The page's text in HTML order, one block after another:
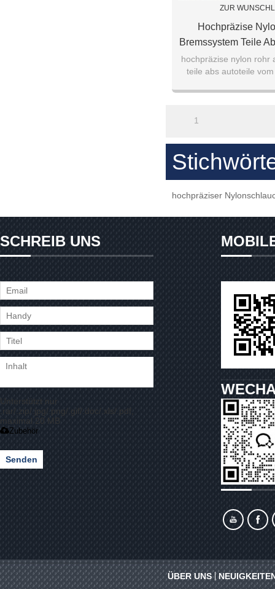
ZUR
Hochpräzise
Bremssystem Teile
hochpräzise nylon rohr
teile abs autoteile
1
hochpräziser
SCHREIB UNS
Unterstützt nur
.rar/.zip/.jpg/.png/.gif/.doc/.xls/.pdf,
maximal 20 MB
Zubehör
Senden
ÜBER UNS